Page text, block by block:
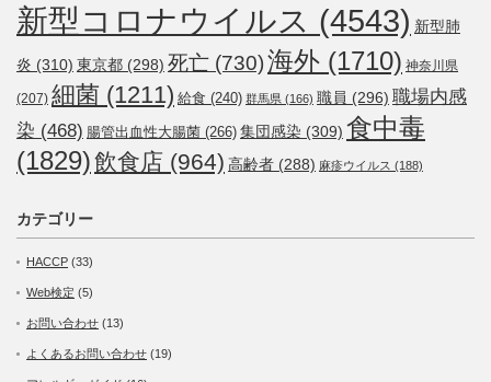
新型コロナウイルス (4543) 新型肺
炎 (310) 東京都 (298) 死亡 (730)海外 (1710) 神奈川県
(207) 細菌 (1211) 給食 (240) 群馬県 (166) 職員 (296) 職場内感
染 (468) 腸管出血性大腸菌 (266) 集団感染 (309) 食中毒
(1829)飲食店 (964) 高齢者 (288) 麻疹ウイルス (188)
カテゴリー
HACCP (33)
Web検定 (5)
お問い合わせ (13)
よくあるお問い合わせ (19)